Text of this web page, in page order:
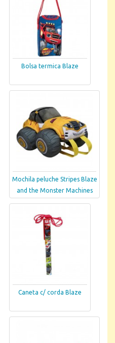
Bolsa termica Blaze
Mochila peluche Stripes Blaze
and the Monster Machines
Caneta c/ corda Blaze